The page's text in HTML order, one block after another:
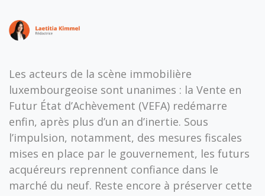
Les acteurs de la scène immobilière
luxembourgeoise sont unanimes : la Vente en
Futur État d’Achèvement (VEFA) redémarre
enfin, après plus d’un an d’inertie. Sous
l’impulsion, notamment, des mesures fiscales
mises en place par le gouvernement, les futurs
acquéreurs reprennent confiance dans le
marché du neuf. Reste encore à préserver cette